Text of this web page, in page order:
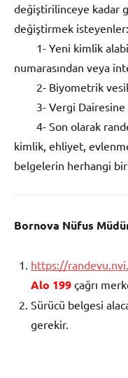
değiştirilinceye kadar
değiştirmek isteyenler:
1- Yeni kimlik
numarasından veya
2- Biyometrik
3- Vergi Dairesine
4- Son olarak
kimlik, ehliyet,
belgelerin herhangi
Bornova Nüfus
https://
Alo 199 çağrı
Sürücü belgesi
gerekir.